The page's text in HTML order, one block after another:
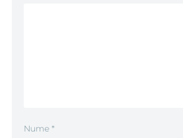
Nume *